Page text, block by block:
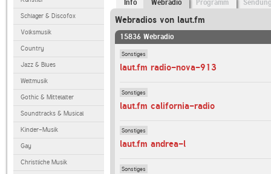
Schlager & Discofox
Volksmusik
Country
Jazz & Blues
Weltmusik
Gothic & Mittelalter
Soundtracks & Musical
Kinder-Musik
Gay
Christliche Musik
Info Webradio Programm
Webradios von laut.fm
15836 Webradio
Sonstiges
laut.fm radio-nova-913
Sonstiges
laut.fm california-radio
Sonstiges
laut.fm andrea-l
Sonstiges